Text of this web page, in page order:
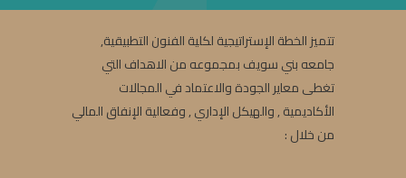
تتميز الخطة الإستراتيجية لكلية الفنون التطبيقية,
جامعه بني سويف بمجموعه من الاهداف التي
تغطى معاير الجودة والاعتماد في المجالات
الأكاديمية , والهيكل الإداري , وفعالية الإنفاق المالي
من خلال :